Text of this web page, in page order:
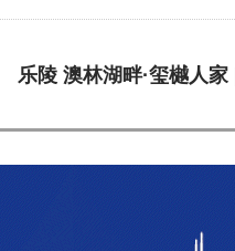
乐陵 澳林湖畔·玺樾人